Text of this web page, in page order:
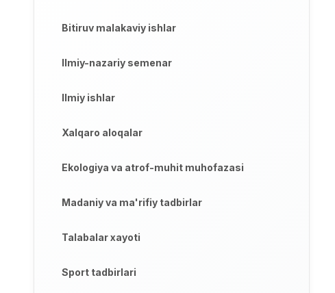
Bitiruv malakaviy ishlar
Ilmiy-nazariy semenar
Ilmiy ishlar
Xalqaro aloqalar
Ekologiya va atrof-muhit muhofazasi
Madaniy va ma'rifiy tadbirlar
Talabalar xayoti
Sport tadbirlari